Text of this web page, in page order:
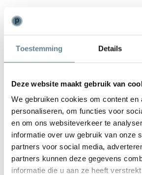
Toestemming Details
Deze website maakt gebruik van
We gebruiken cookies om content en
personaliseren, om functies voor
en om ons websiteverkeer te
informatie over uw gebruik van onze
partners voor social media,
partners kunnen deze gegevens
informatie die u aan ze heeft
Weinig onderhoud
De polyester plantenbakken hebben weinig
plantenbak en zorg je ervoor dat de
Coating spray
Luxe polyester
Adezz is een jong en dynamisch
plantenbakken aan de moderne, maar toch